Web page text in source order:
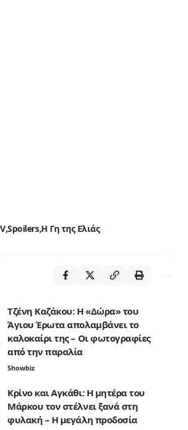
Spoilers Η Γη της Ελιάς
Τζένη Καζάκου: Η «Δώρα» του
Άγιου Έρωτα απολαμβάνει το
καλοκαίρι της – Οι φωτογραφίες
από την παραλία
Showbiz
Κρίνο και Αγκάθι: Η μητέρα του
Μάρκου τον στέλνει ξανά στη
φυλακή – Η μεγάλη προδοσία